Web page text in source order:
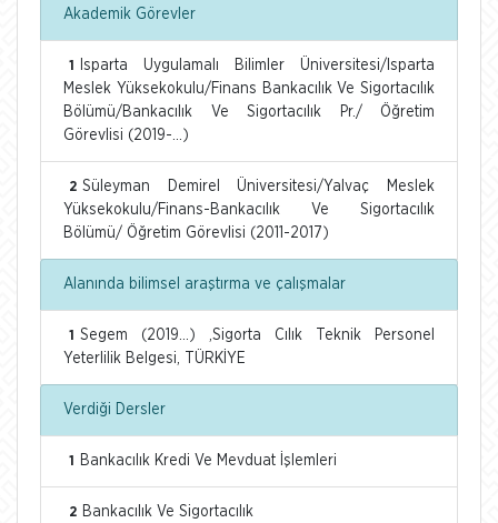
Akademik Görevler
1
Isparta Uygulamalı Bilimler Üniversitesi/Isparta
Meslek Yüksekokulu/Finans Bankacılık Ve Sigortacılık
Bölümü/Bankacılık Ve Sigortacılık Pr./ Öğretim
Görevlisi (2019-...)
2 Süleyman Demirel Üniversitesi/Yalvaç Meslek
Yüksekokulu/Finans-Bankacılık Ve Sigortacılık
Bölümü/ Öğretim Görevlisi (2011-2017)
Alanında bilimsel araştırma ve çalışmalar
1
Segem (2019...) ,Sigorta Cılık Teknik Personel
Yeterlilik Belgesi, TÜRKİYE
Verdiği Dersler
1 Bankacılık Kredi Ve Mevduat İşlemleri
2 Bankacılık Ve Sigortacılık